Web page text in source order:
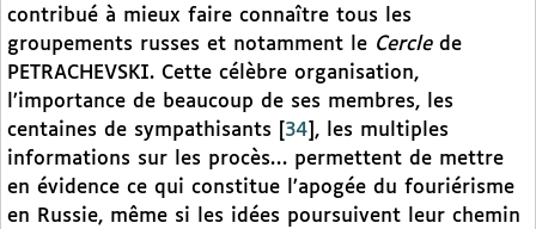
contribué à mieux faire connaître tous les
groupements russes et notamment le Cerclede
PETRACHEVSKI. Cette célèbre organisation,
l’importance de beaucoup de ses membres, les
centaines de sympathisants
34 , les multiples
informations sur les procès… permettent de mettre
en évidence ce qui constitue l’apogée du fouriérisme
en Russie, même si les idées poursuivent leur chemin